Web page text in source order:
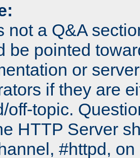
not a Q&A
be pointed
or
if they are
off-topic.
HTTP Server
#httpd,